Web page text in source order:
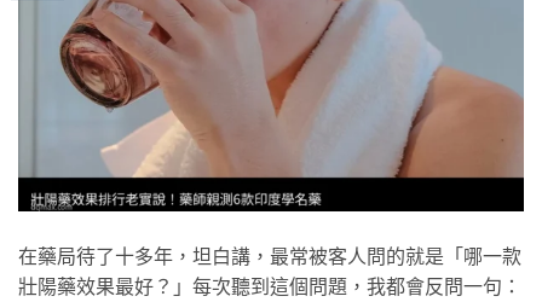
在藥局待了十多年，坦白講，最常被客人問的就是「哪一款
壯陽藥效果最好？」每次聽到這個問題，我都會反問一句：